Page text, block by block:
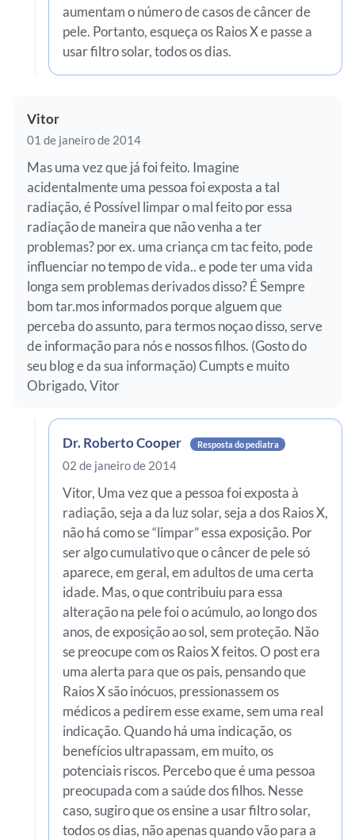
aumentam o número de casos de câncer de
pele. Portanto, esqueça os Raios X e passe a
usar filtro solar, todos os dias.
Vitor
01 de janeiro de 2014
Mas uma vez que já foi feito. Imagine
acidentalmente uma pessoa foi exposta a tal
radiação, é Possível limpar o mal feito por essa
radiação de maneira que não venha a ter
problemas? por ex. uma criança cm tac feito, pode
influenciar no tempo de vida.. e pode ter uma vida
longa sem problemas derivados disso? É Sempre
bom tar.mos informados porque alguem que
perceba do assunto, para termos noçao disso, serve
de informação para nós e nossos filhos. (Gosto do
seu blog e da sua informação) Cumpts e muito
Obrigado, Vitor
Dr. Roberto Cooper Resposta do pediatra
02 de janeiro de 2014
Vitor, Uma vez que a pessoa foi exposta à
radiação, seja a da luz solar, seja a dos Raios X,
não há como se “limpar” essa exposição. Por
ser algo cumulativo que o câncer de pele só
aparece, em geral, em adultos de uma certa
idade. Mas, o que contribuiu para essa
alteração na pele foi o acúmulo, ao longo dos
anos, de exposição ao sol, sem proteção. Não
se preocupe com os Raios X feitos. O post era
uma alerta para que os pais, pensando que
Raios X são inócuos, pressionassem os
médicos a pedirem esse exame, sem uma real
indicação. Quando há uma indicação, os
benefícios ultrapassam, em muito, os
potenciais riscos. Percebo que é uma pessoa
preocupada com a saúde dos filhos. Nesse
caso, sugiro que os ensine a usar filtro solar,
todos os dias, não apenas quando vão para a